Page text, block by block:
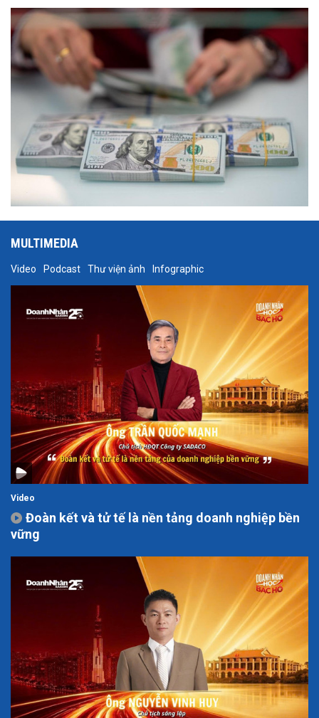
việc đưa Quyền rút vốn đặc biệt (SDR) của Quỹ Tiền tệ Quốc tế
(IMF) vào nguồn hình thành dự trữ ngoại hối quốc gia.
MULTIMEDIA
Video Podcast Thư viện ảnh Infographic
Video
Đoàn kết và tử tế là nền tảng doanh nghiệp bền
vững